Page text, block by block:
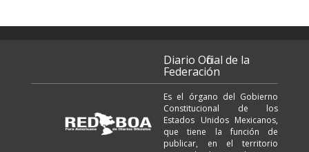
Diario Oficial de la
Federación
Es el órgano del Gobierno
Constitucional de los
Estados Unidos Mexicanos,
que tiene la función de
publicar, en el territorio